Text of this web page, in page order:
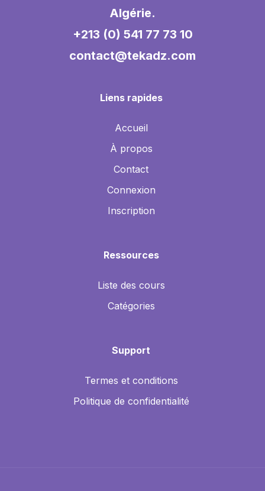
Algérie.
+213 (0) 541 77 73 10
contact@tekadz.com
Liens rapides
Accueil
À propos
Contact
Connexion
Inscription
Ressources
Liste des cours
Catégories
Support
Termes et conditions
Politique de confidentialité